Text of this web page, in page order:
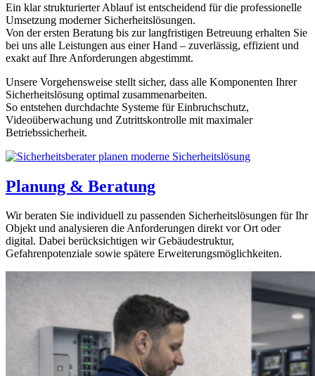
Ein klar strukturierter Ablauf ist entscheidend für die professionelle
Umsetzung moderner Sicherheitslösungen.
Von der ersten Beratung bis zur langfristigen Betreuung erhalten Sie
bei uns alle Leistungen aus einer Hand – zuverlässig, effizient und
exakt auf Ihre Anforderungen abgestimmt.
Unsere Vorgehensweise stellt sicher, dass alle Komponenten Ihrer
Sicherheitslösung optimal zusammenarbeiten.
So entstehen durchdachte Systeme für Einbruchschutz,
Videoüberwachung und Zutrittskontrolle mit maximaler
Betriebssicherheit.
Planung & Beratung
Wir beraten Sie individuell zu passenden Sicherheitslösungen für Ihr
Objekt und analysieren die Anforderungen direkt vor Ort oder
digital. Dabei berücksichtigen wir Gebäudestruktur,
Gefahrenpotenziale sowie spätere Erweiterungsmöglichkeiten.